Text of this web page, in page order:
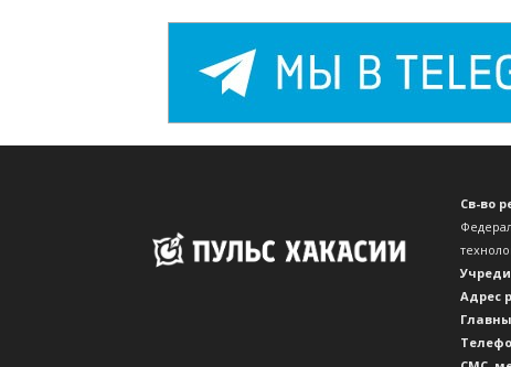
Св-во
Адрес